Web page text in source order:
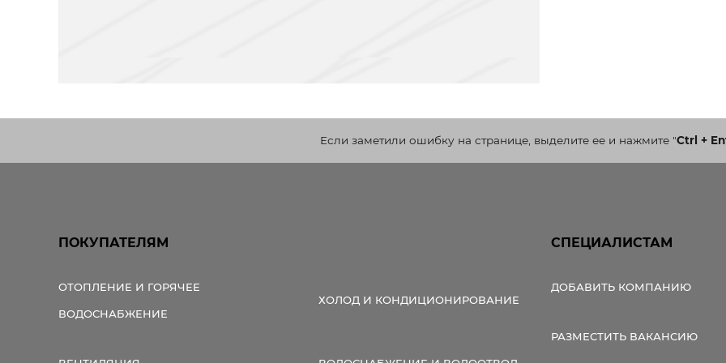
Если заметили ошибку на странице, выделите ее и нажмите"Ctrl +
ПОКУПАТЕЛЯМ
ОТОПЛЕНИЕ И ГОРЯЧЕЕ
ВОДОСНАБЖЕНИЕ
ХОЛОД И КОНДИЦИОНИРОВАНИЕ
СПЕЦИАЛИСТАМ
ДОБАВИТЬ КОМПАНИЮ
РАЗМЕСТИТЬ ВАКАНСИЮ